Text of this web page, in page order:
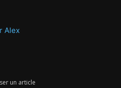
Alex
un article